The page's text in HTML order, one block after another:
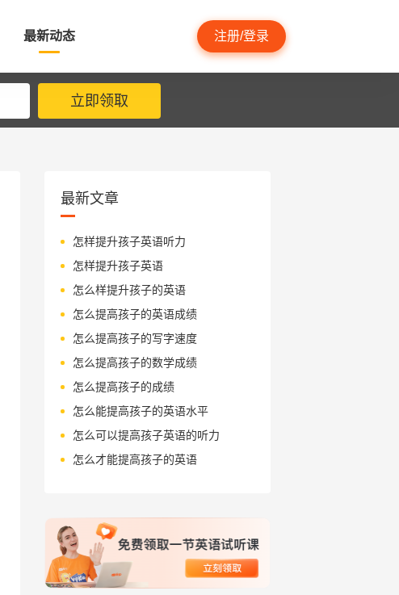
最新动态 注册/登录
立即领取
最新文章
怎样提升孩子英语听力
怎样提升孩子英语
怎么样提升孩子的英语
怎么提高孩子的英语成绩
怎么提高孩子的写字速度
怎么提高孩子的数学成绩
怎么提高孩子的成绩
怎么能提高孩子的英语水平
怎么可以提高孩子英语的听力
怎么才能提高孩子的英语